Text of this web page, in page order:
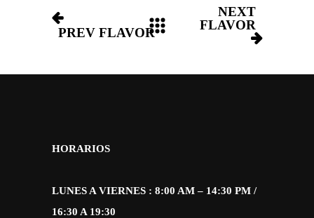
PREV FLAVOR
NEXT
FLAVOR
HORARIOS
LUNES A VIERNES : 8:00 AM – 14:30 PM /
16:30 A 19:30